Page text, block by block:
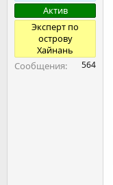
Актив
Эксперт по
острову
Хайнань
Сообщения
564